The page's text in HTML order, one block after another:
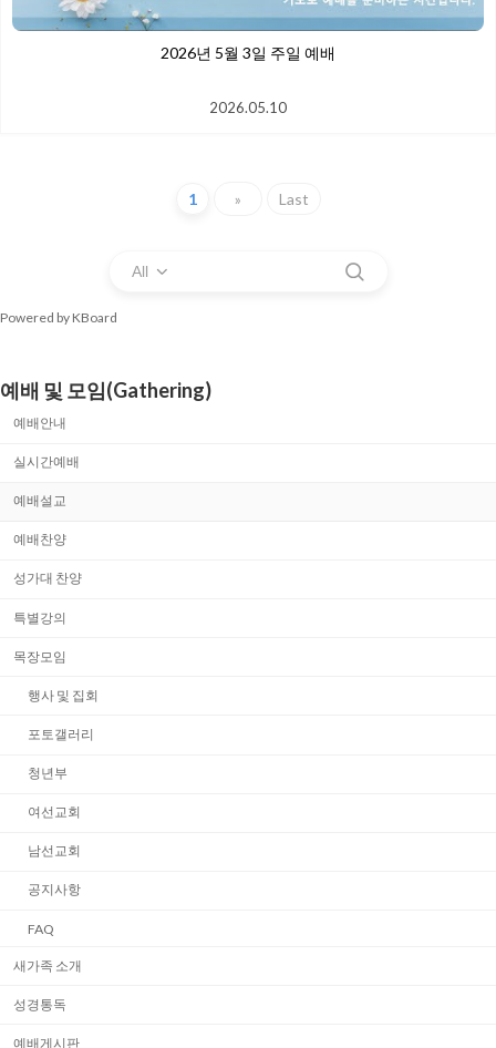
2026년 5월 3일 주일 예배
2026.05.10
1 » Last
All
Powered by KBoard
예배 및 모임(Gathering)
예배안내
실시간예배
예배설교
예배찬양
성가대 찬양
특별강의
목장모임
행사 및 집회
포토갤러리
청년부
여선교회
남선교회
공지사항
FAQ
새가족 소개
성경통독
예배게시판